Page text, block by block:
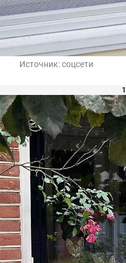
Источник:соцсети